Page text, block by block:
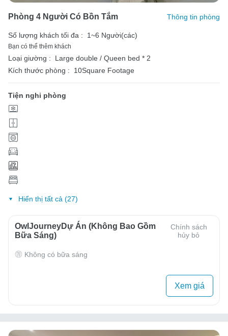
Phòng 4 Người Có Bồn Tắm Thông tin phòng
Số lượng khách tối đa : 1~6 Người(các)
Bạn có thể thêm khách
Loại giường :
Large double / Queen bed * 2
Kích thước phòng :
10Square Footage
Tiện nghi phòng
Hiển thị tất cả (27)
OwlJourneyDự Án (Không Bao Gồm
Bữa Sáng)
Chính sách
hủy bỏ
Không có bữa sáng
Xem giá